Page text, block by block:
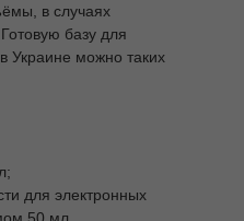
в случаях
базу для
Украине можно таких
для электронных